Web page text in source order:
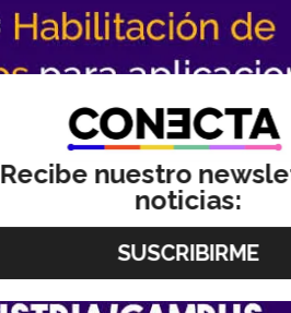
Recibe nuestro
noticias: